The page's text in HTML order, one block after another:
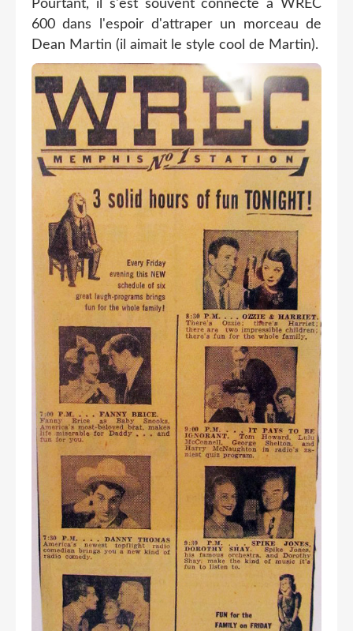
Pourtant, il s'est souvent connecté à WREC
600 dans l'espoir d'attraper un morceau de
Dean Martin (il aimait le style cool de Martin).